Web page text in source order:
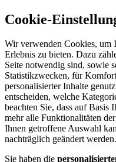
Cookie-
Wir verwenden Cookies, um
Erlebnis zu bieten. Dazu
Seite notwendig sind, sowie
Statistikzwecken, für
personalisierter Inhalte
entscheiden, welche
beachten Sie, dass auf
mehr alle Funktionalitäten
Ihnen getroffene Auswahl
nachträglich geändert werden.
Sie haben die